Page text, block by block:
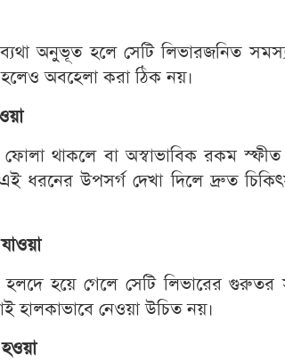
অনুভূত হলে সেটি লিভারজনিত
অবহেলা করা ঠিক নয়।
ফোলা থাকলে বা অস্বাভাবিক রকম
ধরনের উপসর্গ দেখা দিলে দ্রুত
হলদে হয়ে গেলে সেটি লিভারের
হালকাভাবে নেওয়া উচিত নয়।